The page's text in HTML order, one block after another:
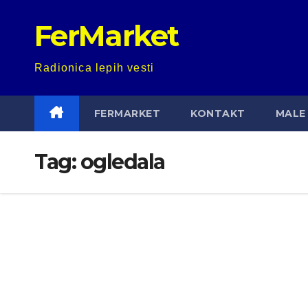
FerMarket
Radionica lepih vesti
FERMARKET KONTAKT MALE
Tag:ogledala